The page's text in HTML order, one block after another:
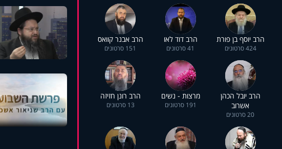
הרב יוסף בן פורת
424 סרטונים
הרב דוד לאו
41 סרטונים
הרב אבנר קוואס
151 סרטונים
הרב יובל הכהן
אשרוב
20 סרטונים
מרצות - נשים
191 סרטונים
הרב רונן חזיזה
13 סרטונים